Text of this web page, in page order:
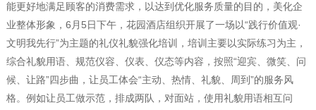
能更好地满足顾客的消费需求，以达到优化服务质量的目的，美化企
业整体形象， 6 月 5日下午，花园酒店组织开展了一场以“践行价值观·
文明我先行”为主题的礼仪礼貌强化培训，培训主要以实际练习为主，
综合礼貌用语、规范仪容、仪表、仪态等内容，按照“迎宾、微笑、问
候、让路”四步曲，让员工体会“主动、热情、礼貌、周到”的服务风
格。例如让员工做示范，排成两队，对面站，使用礼貌用语相互问